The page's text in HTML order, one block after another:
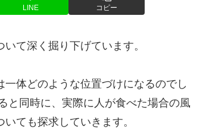
LINE コピー
て深く掘り下げています。
体どのような位置づけになるのでし
と同時に、実際に人が食べた場合の風
ても探求していきます。